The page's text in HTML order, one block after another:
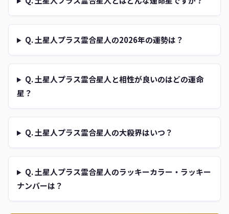
Q. 土星人プラス霊合星人の2026年の運勢は？
Q. 土星人プラス霊合星人と相性が良いのはどの運命
星？
Q. 土星人プラス霊合星人の大殺界はいつ？
Q. 土星人プラス霊合星人のラッキーカラー・ラッキー
ナンバーは？